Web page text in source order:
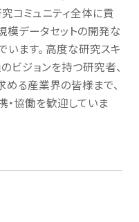
コミュニティ全体に貢
データセットの開発な
います。 高度な研究スキ
ビジョンを持つ研究者、
める産業界の皆様まで、
協働を歓迎していま